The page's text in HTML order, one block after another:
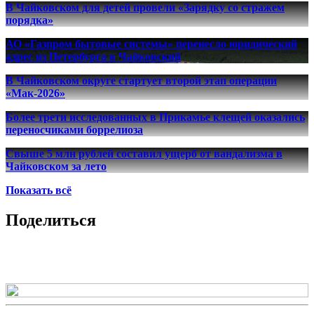
В Чайковском для детей провели «Зарядку со стражем
порядка»
АО «Газпром бытовые системы» перенесло юридический
адрес из Петербурга в Чайковский
В Чайковском округе стартует второй этап операции
«Мак-2026»
Более трети исследованных в Прикамье клещей оказались
переносчиками боррелиоза
Свыше 5 млн рублей составил ущерб от вандализма в
Чайковском за лето
Показать всё
Поделиться